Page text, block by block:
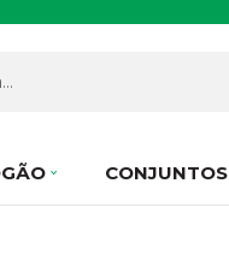
CONJUNTOS